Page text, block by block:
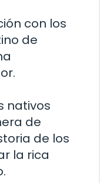
con los
de
nativos
de
de los
la rica